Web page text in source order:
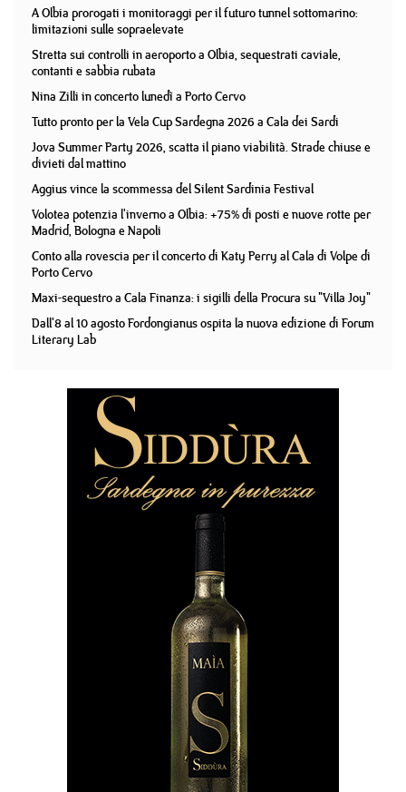
A Olbia prorogati i monitoraggi per il futuro tunnel sottomarino:
limitazioni sulle sopraelevate
Stretta sui controlli in aeroporto a Olbia, sequestrati caviale,
contanti e sabbia rubata
Nina Zilli in concerto lunedì a Porto Cervo
Tutto pronto per la Vela Cup Sardegna 2026 a Cala dei Sardi
Jova Summer Party 2026, scatta il piano viabilità. Strade chiuse e
divieti dal mattino
Aggius vince la scommessa del Silent Sardinia Festival
Volotea potenzia l'inverno a Olbia: +75% di posti e nuove rotte per
Madrid, Bologna e Napoli
Conto alla rovescia per il concerto di Katy Perry al Cala di Volpe di
Porto Cervo
Maxi-sequestro a Cala Finanza: i sigilli della Procura su "Villa Joy"
Dall'8 al 10 agosto Fordongianus ospita la nuova edizione di Forum
Literary Lab